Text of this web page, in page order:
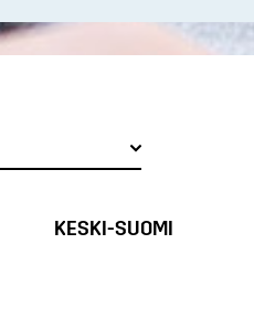
KESKI-SUOMI